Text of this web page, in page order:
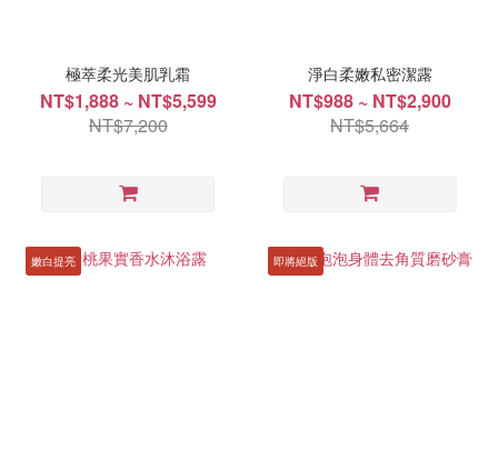
極萃柔光美肌乳霜
NT$1,888 ~ NT$5,599
NT$7,200
淨白柔嫩私密潔露
NT$988 ~ NT$2,900
NT$5,664
嫩白提亮 即將絕版